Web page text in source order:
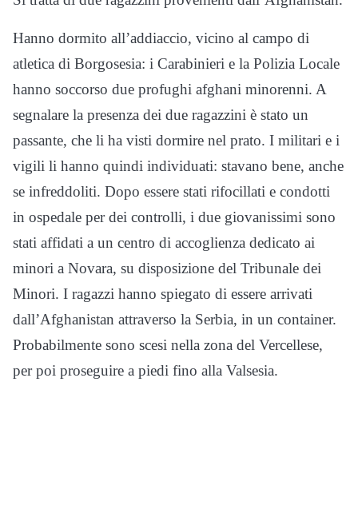
Hanno dormito all’addiaccio, vicino al campo di
atletica di Borgosesia: i Carabinieri e la Polizia Locale
hanno soccorso due profughi afghani minorenni. A
segnalare la presenza dei due ragazzini è stato un
passante, che li ha visti dormire nel prato. I militari e i
vigili li hanno quindi individuati: stavano bene, anche
se infreddoliti. Dopo essere stati rifocillati e condotti
in ospedale per dei controlli, i due giovanissimi sono
stati affidati a un centro di accoglienza dedicato ai
minori a Novara, su disposizione del Tribunale dei
Minori. I ragazzi hanno spiegato di essere arrivati
dall’Afghanistan attraverso la Serbia, in un container.
Probabilmente sono scesi nella zona del Vercellese,
per poi proseguire a piedi fino alla Valsesia.